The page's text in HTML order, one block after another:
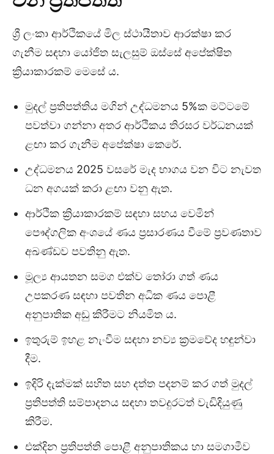
ශ්‍රී ලංකා ආර්ථිකයේ මිල ස්ථායීතාව ආරක්ෂා කර
ගැනීම සඳහා යෝජිත සැලසුම් ඔස්සේ අපේක්ෂිත
ක්‍රියාකාරකම් මෙසේ ය.
මුදල් ප්‍රතිපත්තිය මගින් උද්ධමනය 5%ක මට්ටමේ
පවත්වා ගන්නා අතර ආර්ථිකය තිරසර වර්ධනයක්
ළඟා කර ගැනීම අපේක්ෂා කෙරේ.
උද්ධමනය 2025 වසරේ මැද භාගය වන විට නැවත
ධන අගයක් කරා ළඟා වනු ඇත.
ආර්ථික ක්‍රියාකාරකම් සඳහා සහය වෙමින්
පෞද්ගලික අංශයේ ණය ප්‍රසාරණය වීමේ ප්‍රවණතාව
අඛණ්ඩව පවතිනු ඇත.
මූල්‍ය ආයතන සමග එක්ව තෝරා ගත් ණය
උපකරණ සඳහා පවතින අධික ණය පොළී
අනුපාතික අඩු කිරීමට නියමිත ය.
ඉතුරුම් ඉහළ නැංවීම සඳහා නව්‍ය ක්‍රමවේද හඳුන්වා
දීම.
ඉදිරි දැක්මක් සහිත සහ දත්ත පදනම් කර ගත් මුදල්
ප්‍රතිපත්ති සම්පාදනය සඳහා තවදුරටත් වැඩිදියුණු
කිරීම.
එක්දින ප්‍රතිපත්ති පොළී අනුපාතිකය හා සමගාමීව